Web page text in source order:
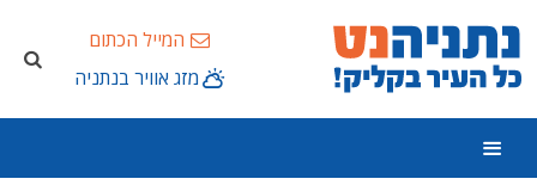
המייל הכתום
מזג אוויר בנתניה